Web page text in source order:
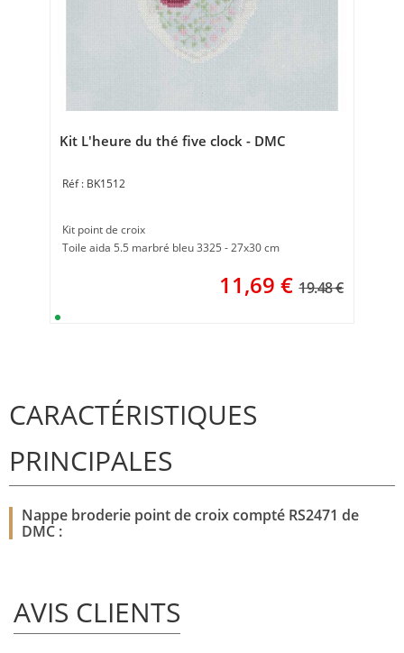
Kit L'heure du thé five clock - DMC
BK1512
Kit point de croix
Toile aida 5.5 marbré bleu 3325 - 27x30 cm
11,69 € 19.48 €
CARACTÉRISTIQUES
PRINCIPALES
Nappe broderie point de croix compté RS2471 de
DMC :
AVIS CLIENTS